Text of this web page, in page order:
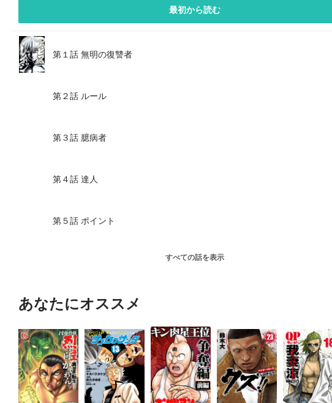
最初から読む
第１話 無明の復讐者
第２話 ルール
第３話 臆病者
第４話 達人
第５話 ポイント
すべての話を表示
あなたにオススメ